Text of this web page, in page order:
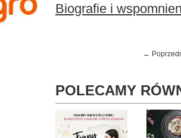
Biografie i
←
POLECAMY